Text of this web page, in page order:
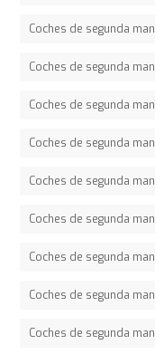
Coches de segunda
Coches de segunda
Coches de segunda
Coches de segunda
Coches de segunda
Coches de segunda
Coches de segunda
Coches de segunda
Coches de segunda